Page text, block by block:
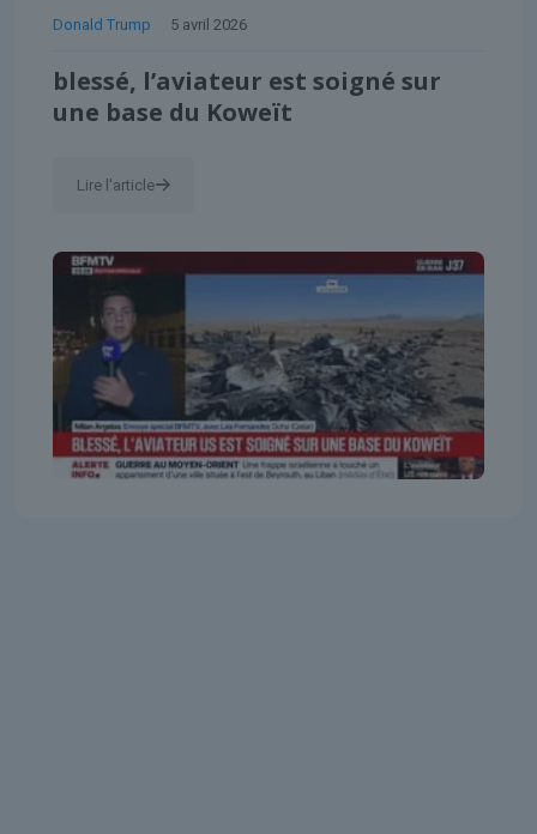
Donald Trump 5 avril 2026
blessé, l’aviateur est soigné sur
une base du Koweït
Lire l'article